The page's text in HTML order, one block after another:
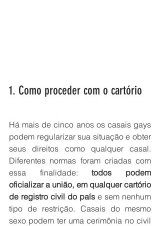
1. Como proceder com o cartório
Há mais de cinco anos os casais gays
podem regularizar sua situação e obter
seus direitos como qualquer casal.
Diferentes normas foram criadas com
essa finalidade: todos podem
oficializar a união, em qualquer cartório
de registro civil do país e sem nenhum
tipo de restrição. Casais do mesmo
sexo podem ter uma cerimônia no civil